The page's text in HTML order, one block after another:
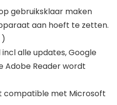
gebruiksklaar maken
aan hoeft te zetten.
)
alle updates, Google
Adobe Reader wordt
compatible met Microsoft